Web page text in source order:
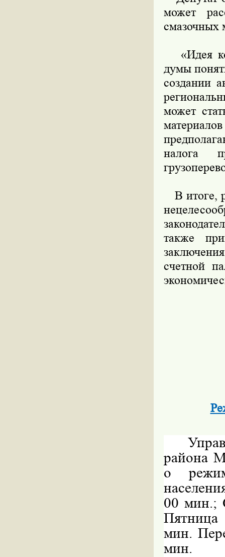
может
смазочных
«Идея
думы
создании
может
налога
В итоге,
также
счетной
района
о
00мин.;
мин.
мин.